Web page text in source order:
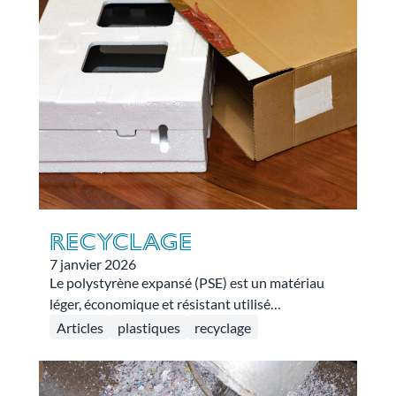
RECYCLAGE
7 janvier 2026
Le polystyrène expansé (PSE) est un matériau
léger, économique et résistant utilisé
principalement pour fabriquer les éléments de
représente environ 15 000 tonnes d'emballages
ménagers par an en France, soit 15% des
Articles plastiques recyclage